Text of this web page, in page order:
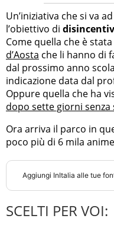
Un’iniziativa che si va
l’obiettivo di
Come quella che è
d’Aosta che li hanno di
dal prossimo anno
indicazione data dal
Oppure quella che ha
dopo sette giorni
Ora arriva il parco in
poco più di 6 mila
Aggiungi InItalia alle tue
SCELTI PER VOI: